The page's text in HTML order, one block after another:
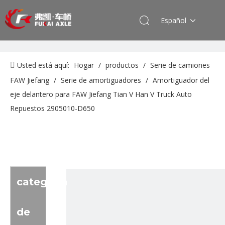
Español
Usted está aquí: Hogar / productos / Serie de camiones
FAW Jiefang / Serie de amortiguadores / Amortiguador del
eje delantero para FAW Jiefang Tian V Han V Truck Auto
Repuestos 2905010-D650
categoria
de